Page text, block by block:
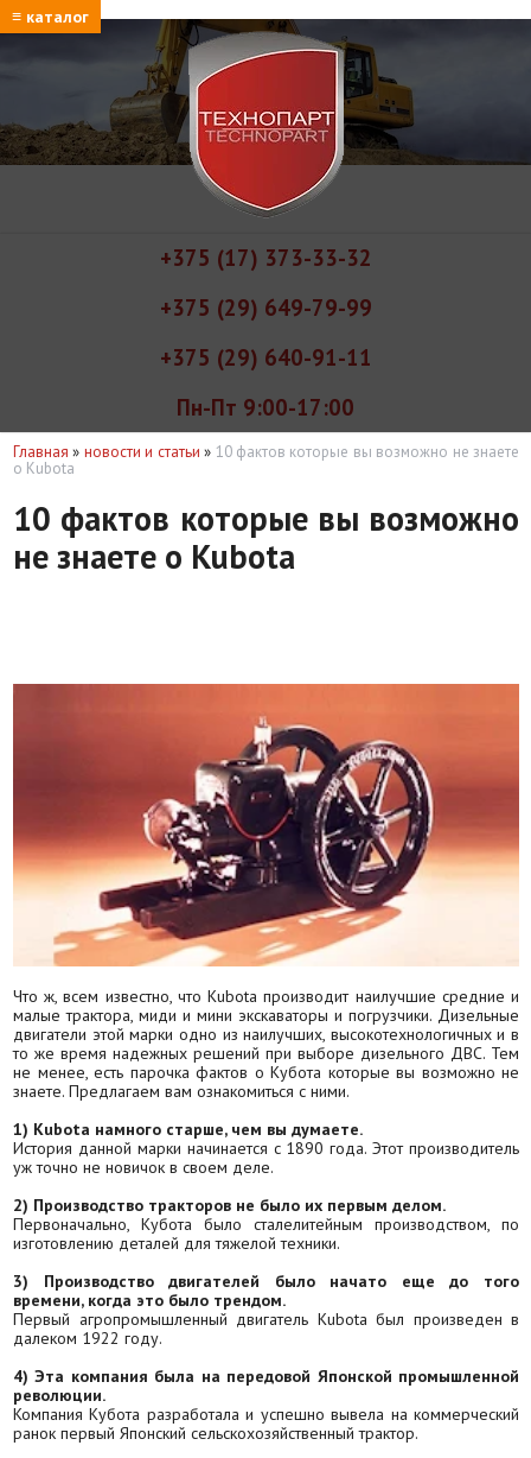
≡ каталог
+375 (17) 373-33-32
+375 (29) 649-79-99
+375 (29) 640-91-11
Пн-Пт 9:00-17:00
Главная » новости и статьи » 10 фактов которые вы возможно не знаете
о Kubota
10 фактов которые вы возможно
не знаете о Kubota
Что ж, всем известно, что Kubota производит наилучшие средние и
малые трактора, миди и мини экскаваторы и погрузчики. Дизельные
двигатели этой марки одно из наилучших, высокотехнологичных и в
то же время надежных решений при выборе дизельного ДВС. Тем
не менее, есть парочка фактов о Кубота которые вы возможно не
знаете. Предлагаем вам ознакомиться с ними.
1) Kubota намного старше, чем вы думаете.
История данной марки начинается с 1890 года. Этот производитель
уж точно не новичок в своем деле.
2) Производство тракторов не было их первым делом.
Первоначально, Кубота было сталелитейным производством, по
изготовлению деталей для тяжелой техники.
3) Производство двигателей было начато еще до того
времени, когда это было трендом.
Первый агропромышленный двигатель Kubota был произведен в
далеком 1922 году.
4) Эта компания была на передовой Японской промышленной
революции.
Компания Кубота разработала и успешно вывела на коммерческий
ранок первый Японский сельскохозяйственный трактор.